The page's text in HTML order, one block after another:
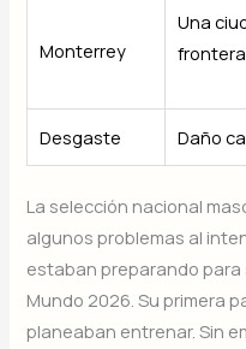
Monterrey
Una
Desgaste Daño
La selección nacional
algunos problemas al
estaban preparando para
Mundo 2026. Su primera
planeaban entrenar. Sin